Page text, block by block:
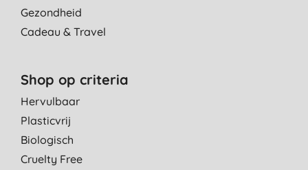
Gezondheid
Cadeau & Travel
Shop op criteria
Hervulbaar
Plasticvrij
Biologisch
Cruelty Free